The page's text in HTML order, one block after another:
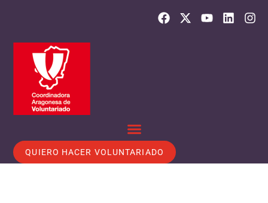
QUIERO HACER VOLUNTARIADO